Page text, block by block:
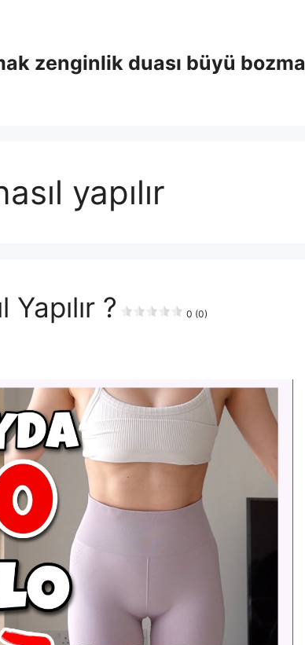
zenginlik duası büyü bozma
yapılır
? 0 (0)